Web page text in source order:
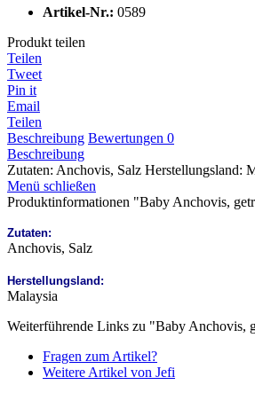
Artikel-Nr.: 0589
Produkt teilen
Teilen
Tweet
Pin it
Email
Teilen
Beschreibung Bewertungen 0
Beschreibung
Zutaten: Anchovis, Salz Herstellungsland:
Menü schließen
Produktinformationen "Baby Anchovis,
Zutaten:
Anchovis, Salz
Herstellungsland:
Malaysia
Weiterführende Links zu "Baby Anchovis,
Fragen zum Artikel?
Weitere Artikel von Jefi